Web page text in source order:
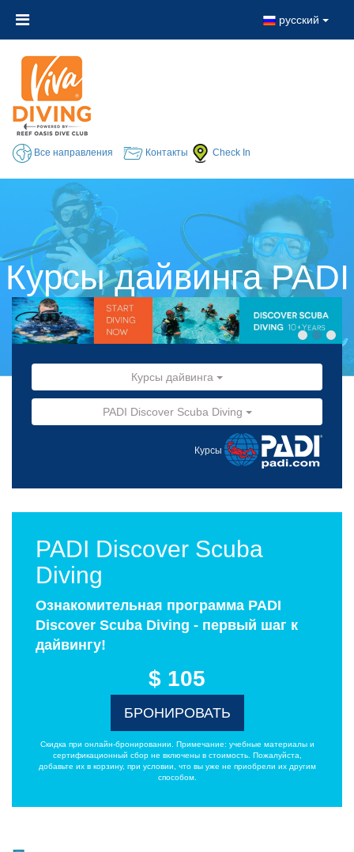
русский
Все направления Контакты Check In
Курсы дайвинга PADI
Курсы дайвинга
PADI Discover Scuba Diving
Курсы
PADI Discover Scuba
Diving
Ознакомительная программа PADI
Discover Scuba Diving - первый шаг к
дайвингу!
$ 105
БРОНИРОВАТЬ
Скидка при онлайн-бронировании. Примечание: учебные материалы и
сертификационный сбор не включены в стоимость. Пожалуйста,
добавьте их в корзину, при условии, что вы уже не приобрели их другим
способом.